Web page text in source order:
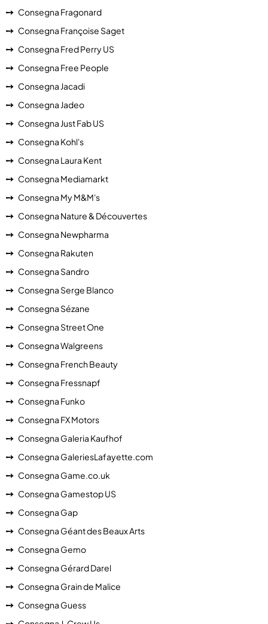
Consegna Fragonard
Consegna Françoise Saget
Consegna Fred Perry US
Consegna Free People
Consegna Jacadi
Consegna Jadeo
Consegna Just Fab US
Consegna Kohl's
Consegna Laura Kent
Consegna Mediamarkt
Consegna My M&M's
Consegna Nature & Découvertes
Consegna Newpharma
Consegna Rakuten
Consegna Sandro
Consegna Serge Blanco
Consegna Sézane
Consegna Street One
Consegna Walgreens
Consegna French Beauty
Consegna Fressnapf
Consegna Funko
Consegna FX Motors
Consegna Galeria Kaufhof
Consegna GaleriesLafayette.com
Consegna Game.co.uk
Consegna Gamestop US
Consegna Gap
Consegna Géant des Beaux Arts
Consegna Gemo
Consegna Gérard Darel
Consegna Grain de Malice
Consegna Guess